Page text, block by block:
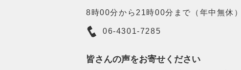
8時00分から21時00分まで（年中無休）
06-4301-7285
皆さんの声をお寄せください